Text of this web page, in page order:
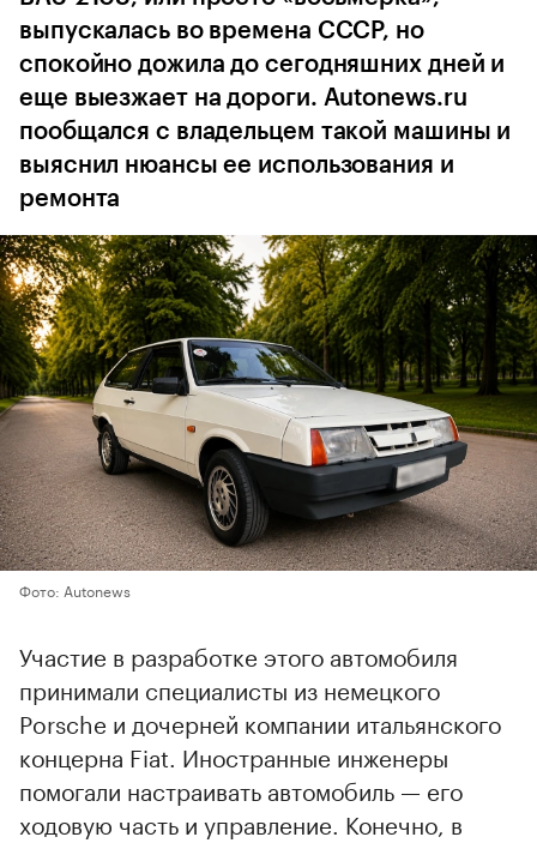
выпускалась во времена СССР, но
спокойно дожила до сегодняшних дней и
еще выезжает на дороги. Autonews.ru
пообщался с владельцем такой машины и
выяснил нюансы ее использования и
ремонта
Фото: Autonews
Участие в разработке этого автомобиля
принимали специалисты из немецкого
Porsche и дочерней компании итальянского
концерна Fiat. Иностранные инженеры
помогали настраивать автомобиль — его
ходовую часть и управление. Конечно, в